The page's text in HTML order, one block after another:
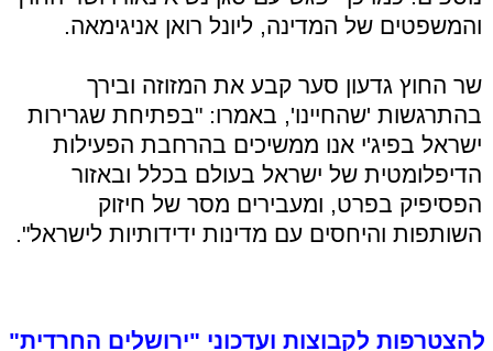
והמשפטים של המדינה, ליונל רואן אניגימאה.
שר החוץ גדעון סער קבע את המזוזה ובירך
בהתרגשות 'שהחיינו', באמרו: "בפתיחת שגרירות
ישראל בפיג'י אנו ממשיכים בהרחבת הפעילות
הדיפלומטית של ישראל בעולם בכלל ובאזור
הפסיפיק בפרט, ומעבירים מסר של חיזוק
השותפות והיחסים עם מדינות ידידותיות לישראל".
להצטרפות לקבוצות ועדכוני "ירושלים החרדית"